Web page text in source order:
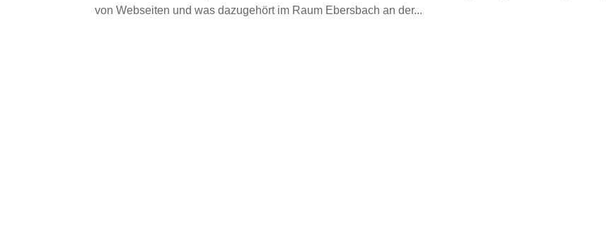
von Webseiten und was dazugehört im Raum Ebersbach an der...